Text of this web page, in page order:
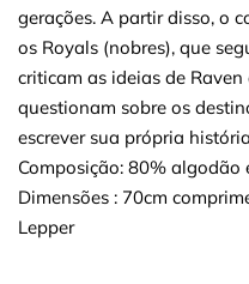
gerações. A partir disso, o
os Royals (nobres), que
criticam as ideias de Raven
questionam sobre os
escrever sua própria
Composição: 80%
Dimensões : 70cm
Lepper